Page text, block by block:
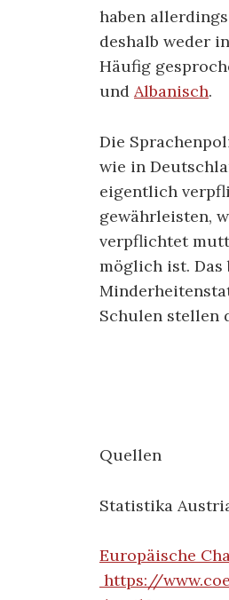
haben
deshalb weder
Häufig
und Albanisch.
Die
wie in
eigentlich
gewährleisten,
verpflichtet
möglich ist.
Schulen stellen
Quellen
Statistika
Europäische
https://